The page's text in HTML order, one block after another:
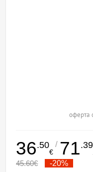
оферта
36.50
€
/ 71.39
45.60€ -20%